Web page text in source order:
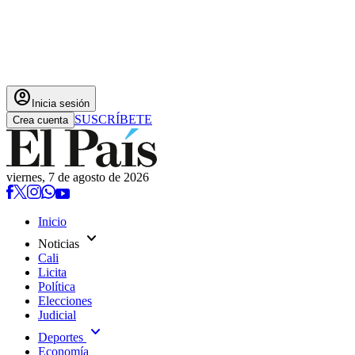
account_circle Inicia sesión
Crea cuenta SUSCRÍBETE
viernes, 7 de agosto de 2026
Inicio
Noticias expand_more
Cali
Licita
Política
Elecciones
Judicial
Deportes expand_more
Economía